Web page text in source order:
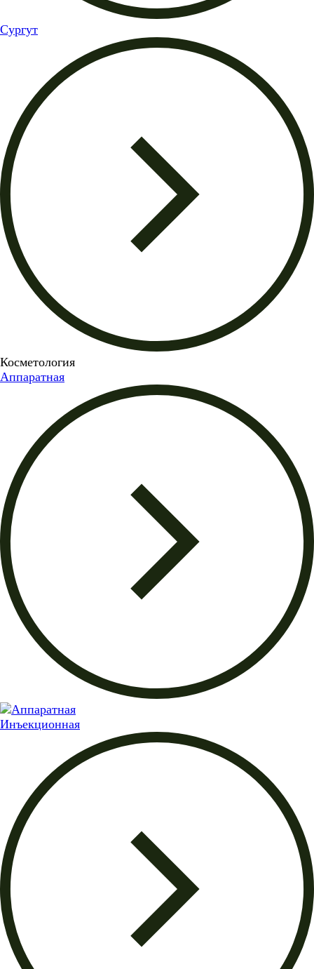
Сургут
Косметология
Аппаратная
Инъекционная